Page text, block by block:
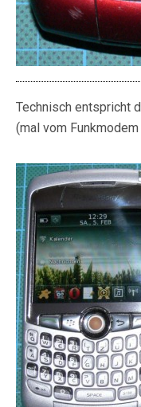
Technisch entspricht
(mal vom